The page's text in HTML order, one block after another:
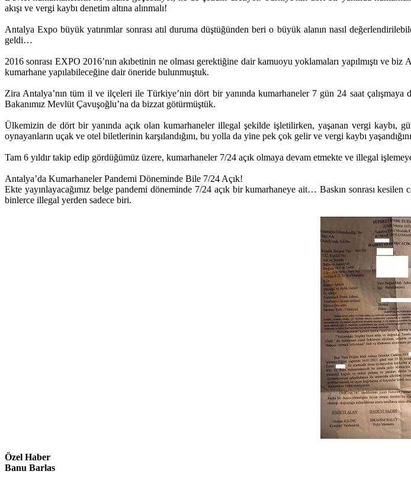
akışı ve vergi kaybı denetim altına alınmalı!
Antalya Expo büyük yatırımlar sonrası atıl duruma düştüğünden beri o büyük alanın nasıl
geldi…
2016 sonrası EXPO 2016’nın akıbetinin ne olması gerektiğine dair kamuoyu yoklamaları yapılmıştı ve
kumarhane yapılabileceğine dair öneride bulunmuştuk.
Zira Antalya’nın tüm il ve ilçeleri ile Türkiye’nin dört bir yanında kumarhaneler 7 gün 24 saat
Bakanımız Mevlüt Çavuşoğlu’na da bizzat götürmüştük.
Ülkemizin de dört bir yanında açık olan kumarhaneler illegal şekilde işletilirken, yaşanan vergi kaybı,
oynayanların uçak ve otel biletlerinin karşılandığını, bu yolla da yine pek çok gelir ve vergi kaybı
Tam 6 yıldır takip edip gördüğümüz üzere, kumarhaneler 7/24 açık olmaya devam etmekte ve illegal
Antalya’da Kumarhaneler Pandemi Döneminde Bile 7/24 Açık!
Ekte yayınlayacağımız belge pandemi döneminde 7/24 açık bir kumarhaneye ait… Baskın sonrası
binlerce illegal yerden sadece biri.
Özel Haber
Banu Barlas